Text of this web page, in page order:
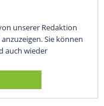
unserer Redaktion
Sie können
auch wieder